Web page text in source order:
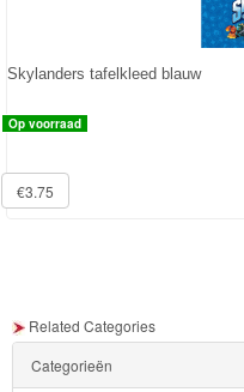
Friends
Spiderman
Disney
princess
Batman
Skylanders tafelkleed blauw
Op voorraad
€3.75
Related Categories
Categorieën